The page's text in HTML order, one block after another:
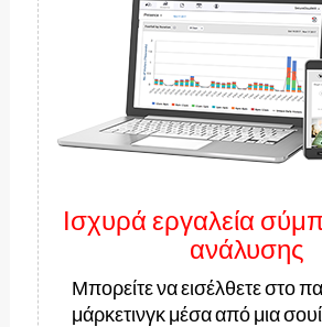
Ισχυρά εργαλεία
ανάλυσης
Μπορείτε να εισέλθετε στο
μάρκετινγκ μέσα από μια